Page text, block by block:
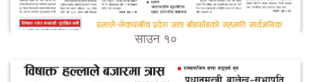
साउन १०